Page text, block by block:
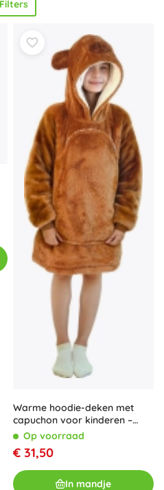
Filters
Warme hoodie-deken met
capuchon voor kinderen –
capibara Cozy Noxxiez
Op voorraad
€ 31,50
In mandje